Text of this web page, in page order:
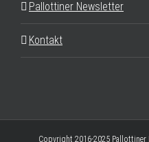
Pallottiner Newsletter
Kontakt
Copyright 2016-2025 Pallottiner